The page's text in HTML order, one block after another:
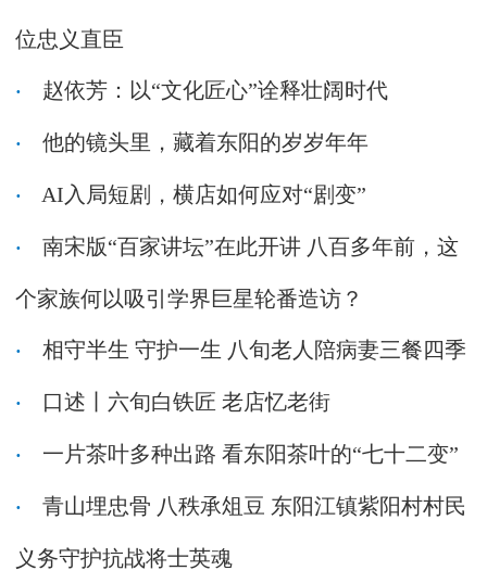
位忠义直臣
赵依芳：以“文化匠心”诠释壮阔时代
他的镜头里，藏着东阳的岁岁年年
AI入局短剧，横店如何应对“剧变”
南宋版“百家讲坛”在此开讲 八百多年前，这
个家族何以吸引学界巨星轮番造访？
相守半生 守护一生 八旬老人陪病妻三餐四季
口述丨六旬白铁匠 老店忆老街
一片茶叶多种出路 看东阳茶叶的“七十二变”
青山埋忠骨 八秩承俎豆 东阳江镇紫阳村村民
义务守护抗战将士英魂